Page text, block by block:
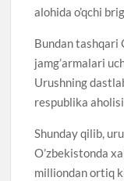
alohida o’qchi
Bundan tashqari
jamg’armalari
Urushning
respublika
Shunday qilib,
O’zbekistonda
milliondan ortiq